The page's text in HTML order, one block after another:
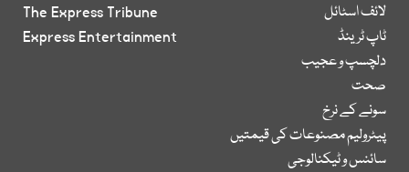
لائف اسٹائل
ٹاپ ٹرینڈ
دلچسپ و عجیب
صحت
سونے کے نرخ
پیٹرولیم مصنوعات کی قیمتیں
سائنس و ٹیکنالوجی
The Express Tribune
Express Entertainment